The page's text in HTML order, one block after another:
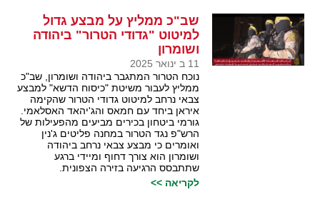
שב"כ ממליץ על מבצע גדול
למיטוט "גדודי הטרור" ביהודה
ושומרון
11 ב ינואר 2025
נוכח הטרור המתגבר ביהודה ושומרון, שב"כ
ממליץ לעבור משיטת "כיסוח הדשא" למבצע
צבאי נרחב למיטוט גדודי הטרור שהקימה
איראן ביחד עם חמאס והג'יהאד האסלאמי.
גורמי ביטחון בכירים מביעים מהפעילות של
הרש"פ נגד הטרור במחנה פליטים ג'נין
ואומרים כי מבצע צבאי נרחב ביהודה
ושומרון הוא צורך דחוף ומיידי ברגע
שתתבסס הרגיעה בזירה הצפונית.
לקריאה >>